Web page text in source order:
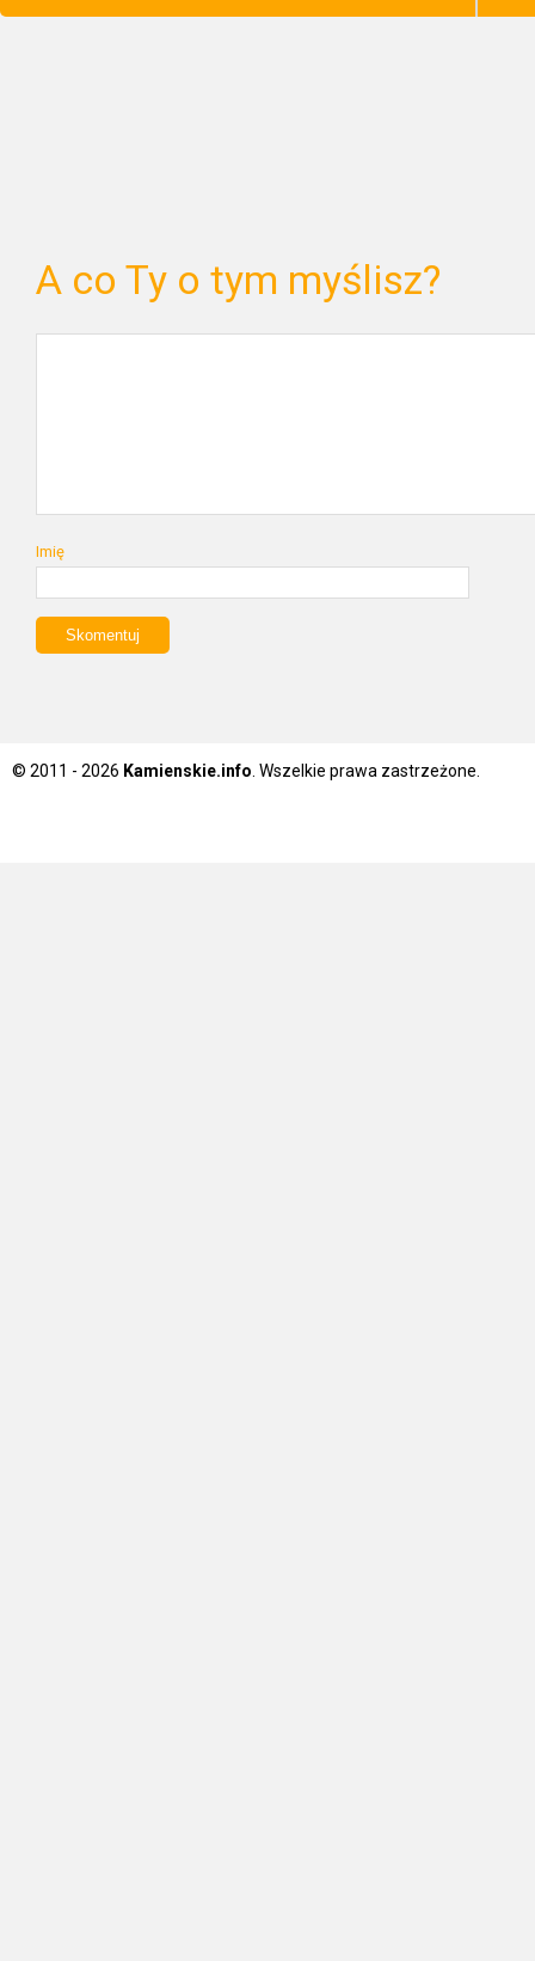
A co Ty o tym myślisz?
Imię
© 2011 - 2026 Kamienskie.info . Wszelkie prawa zastrzeżone.